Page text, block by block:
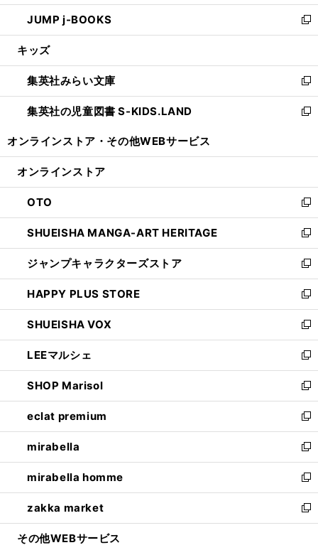
ウ
で
開
ン
ド
ウ
開
く
ウ
ィ
ン
ウ
で
開
く
し
い
ウ
ン
ド
ウ
で
JUMP j-BOOKS
新
し
ウ
ィ
ン
ド
開
キッズ
集英社みらい文庫
新
し
い
ン
ウ
で
開
く
集英社の児童図書 S-KIDS.LAND
新
ウ
ン
ド
ウ
で
開
く
オンラインストア・ その他WEBサービス
オンラインストア
OTO
新
し
い
ウ
ィ
ン
ド
ウ
で
開
く
SHUEISHA MANGA-ART HERITAGE
新
し
い
ウ
ィ
ン
ド
ウ
で
開
く
ジャンプキャラクターズストア
新
し
い
ウ
ィ
ン
ド
ウ
で
開
く
HAPPY PLUS STORE
新
し
い
ウ
ィ
ン
ド
ウ
で
開
く
SHUEISHA VOX
新
し
い
ウ
ィ
ン
ド
ウ
で
開
く
LEEマルシェ
新
し
い
ウ
ィ
ン
ド
ウ
で
開
く
SHOP Marisol
新
し
い
ウ
ィ
ン
ド
ウ
で
開
eclat premium
新
し
い
ウ
ィ
ン
ド
ウ
mirabella
新
し
い
ウ
ィ
ン
mirabella homme
新
し
い
ウ
zakka market
新
し
その他WEBサービス